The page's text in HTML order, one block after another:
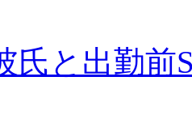
氏と出勤前